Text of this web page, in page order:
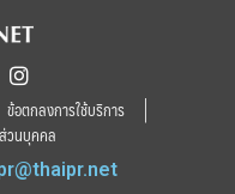
ข้อตกลงการใช้บริการ
วนบุคคล